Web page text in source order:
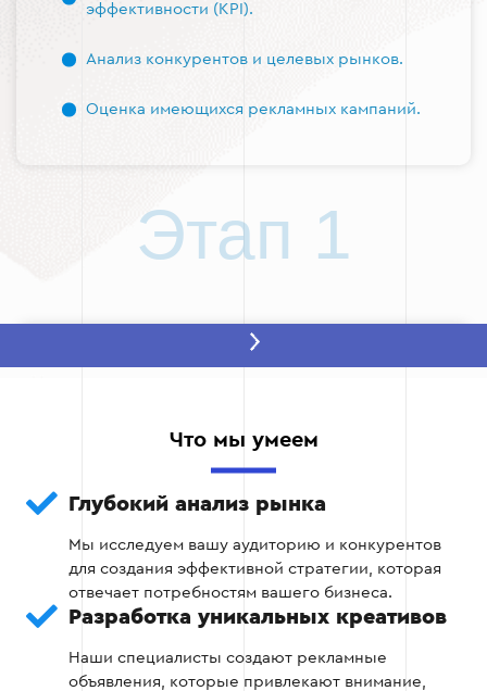
эффективности (KPI).
Анализ конкурентов и целевых рынков.
Оценка имеющихся рекламных кампаний.
Этап 1
Этап 2: Разработка стратегии
основных каналов, создание рекламных
креативов и планирование бюджета.
аудитории.
Разработка структуры рекламной
кампании.
Планирование распределения бюджета.
Что мы умеем
Глубокий анализ рынка
Мы исследуем вашу аудиторию и конкурентов
для создания эффективной стратегии, которая
отвечает потребностям вашего бизнеса.
Разработка уникальных креативов
Наши специалисты создают рекламные
объявления, которые привлекают внимание,